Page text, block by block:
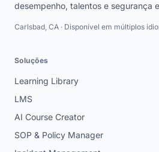
desempenho, talentos e segurança
Carlsbad, CA · Disponível em múltiplos
Soluções
Learning Library
LMS
AI Course Creator
SOP & Policy Manager